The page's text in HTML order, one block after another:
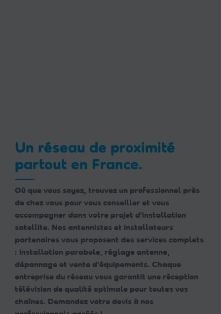
Un réseau de proximité
partout en France.
Où que vous soyez, trouvez un professionnel près
de chez vous pour vous conseiller et vous
accompagner dans votre projet d'installation
satellite. Nos antennistes et installateurs
partenaires vous proposent des services complets
: installation parabole, réglage antenne,
dépannage et vente d'équipements. Chaque
entreprise du réseau vous garantit une réception
télévision de qualité optimale pour toutes vos
chaînes. Demandez votre devis à nos